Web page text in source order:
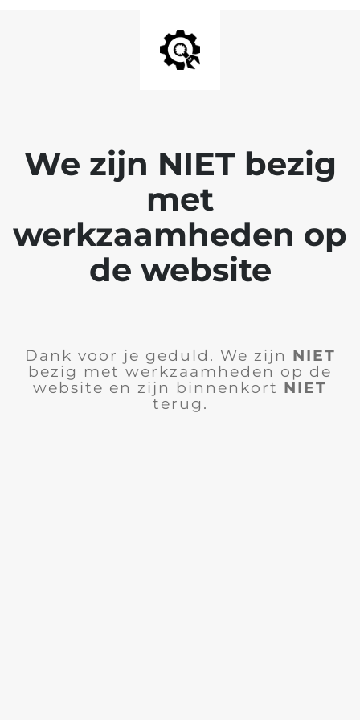
We zijn NIET bezig
met
werkzaamheden op
de website
Dank voor je geduld. We zijn NIET
bezig met werkzaamheden op de
website en zijn binnenkort NIET
terug.